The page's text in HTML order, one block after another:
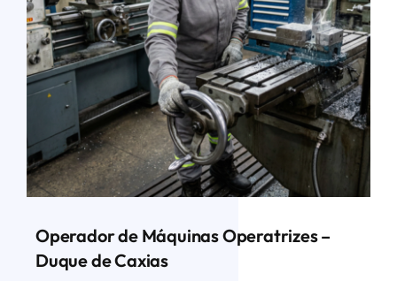
Operador de Máquinas Operatrizes –
Duque de Caxias